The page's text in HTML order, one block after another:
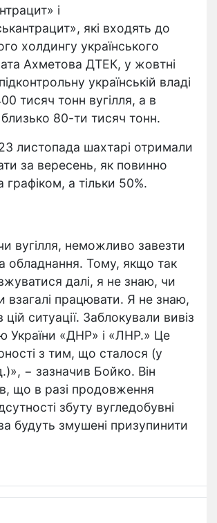
і
які входять до
холдингу українського
Ахметова ДТЕК, у жовтні
українській владі
тисяч тонн вугілля, а в
близько 80-ти тисяч тонн.
листопада шахтарі отримали
за вересень, як повинно
графіком, а тільки 50%.
вугілля, неможливо завезти
обладнання. Тому, якщо так
далі, я не знаю, чи
працювати. Я не знаю,
ситуації. Заблокували вивіз
України «ДНР» і «ЛНР.» Це
з тим, що сталося (у
− зазначив Бойко. Він
що в разі продовження
збуту вугледобувні
будуть змушені призупинити